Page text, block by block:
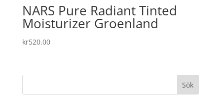
NARS Pure Radiant Tinted
Moisturizer Groenland
kr520.00